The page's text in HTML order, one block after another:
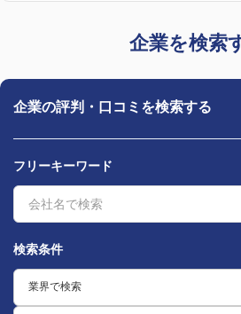
企業を検索
企業の評判・口コミを検索する
フリーキーワード
検索条件
業界で検索